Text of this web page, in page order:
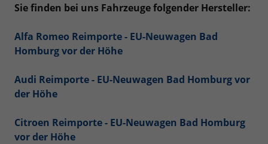
Sie finden bei uns Fahrzeuge folgender Hersteller:
Alfa Romeo Reimporte - EU-Neuwagen Bad
Homburg vor der Höhe
Audi Reimporte - EU-Neuwagen Bad Homburg vor
der Höhe
Citroen Reimporte - EU-Neuwagen Bad Homburg
vor der Höhe